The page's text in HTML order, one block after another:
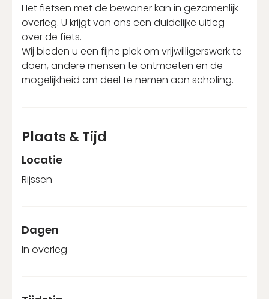
Het fietsen met de bewoner kan in gezamenlijk
overleg. U krijgt van ons een duidelijke uitleg
over de fiets.
Wij bieden u een fijne plek om vrijwilligerswerk te
doen, andere mensen te ontmoeten en de
mogelijkheid om deel te nemen aan scholing.
Plaats & Tijd
Locatie
Rijssen
Dagen
In overleg